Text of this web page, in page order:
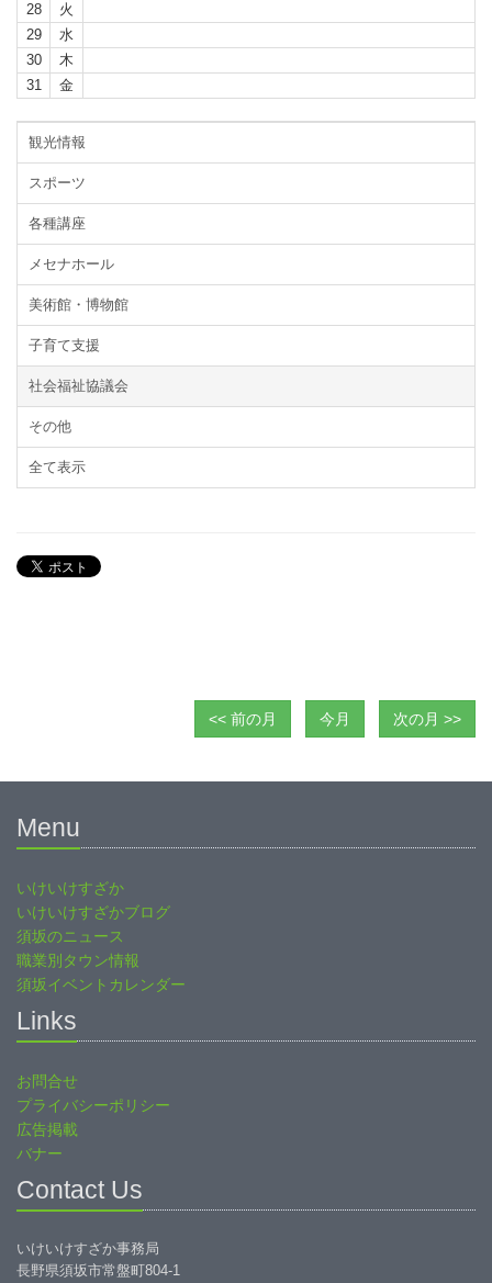
28
火
29
水
30
木
31
金
観光情報
スポーツ
各種講座
メセナホール
美術館・博物館
子育て支援
社会福祉協議会
その他
全て表示
<< 前の月 今月 次の月 >>
Menu
いけいけすざか
いけいけすざかブログ
須坂のニュース
職業別タウン情報
須坂イベントカレンダー
Links
お問合せ
プライバシーポリシー
広告掲載
バナー
Contact Us
いけいけすざか事務局
長野県須坂市常盤町804-1